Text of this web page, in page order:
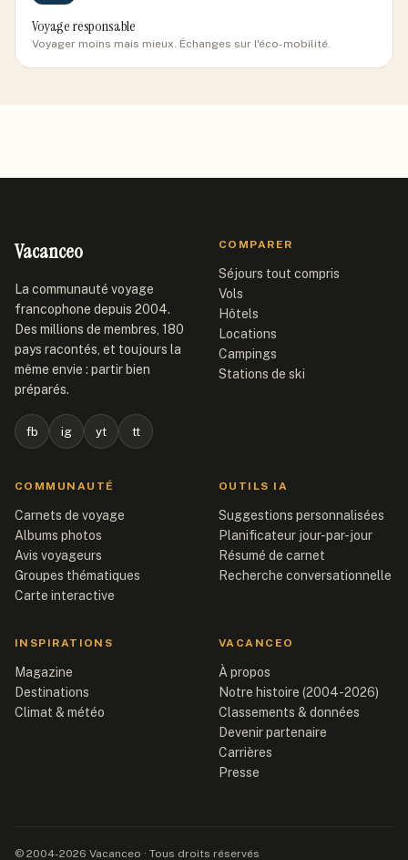
Voyage responsable
Voyager moins mais mieux. Échanges sur l'éco-mobilité.
Vacanceo
La communauté voyage
francophone depuis 2004.
Des millions de membres, 180
pays racontés, et toujours la
même envie : partir bien
préparés.
fb ig yt tt
COMPARER
Séjours tout compris
Vols
Hôtels
Locations
Campings
Stations de ski
COMMUNAUTÉ
Carnets de voyage
Albums photos
Avis voyageurs
Groupes thématiques
Carte interactive
OUTILS IA
Suggestions personnalisées
Planificateur jour-par-jour
Résumé de carnet
Recherche conversationnelle
INSPIRATIONS
Magazine
Destinations
Climat & météo
VACANCEO
À propos
Notre histoire (2004-2026)
Classements & données
Devenir partenaire
Carrières
Presse
© 2004-2026 Vacanceo · Tous droits réservés